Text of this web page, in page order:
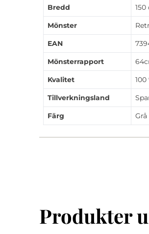
Bredd 150
Mönster
EAN
Mönsterrapport
Kvalitet
Tillverkningsland
Färg Grå
Produkter